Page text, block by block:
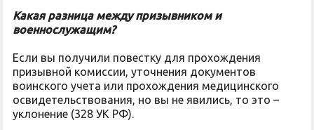
Какая разница между призывником и
военнослужащим?
Если вы получили повестку для прохождения
призывной комиссии, уточнения документов
воинского учета или прохождения медицинского
освидетельствования, но вы не явились, то это –
уклонение (328 УК РФ).